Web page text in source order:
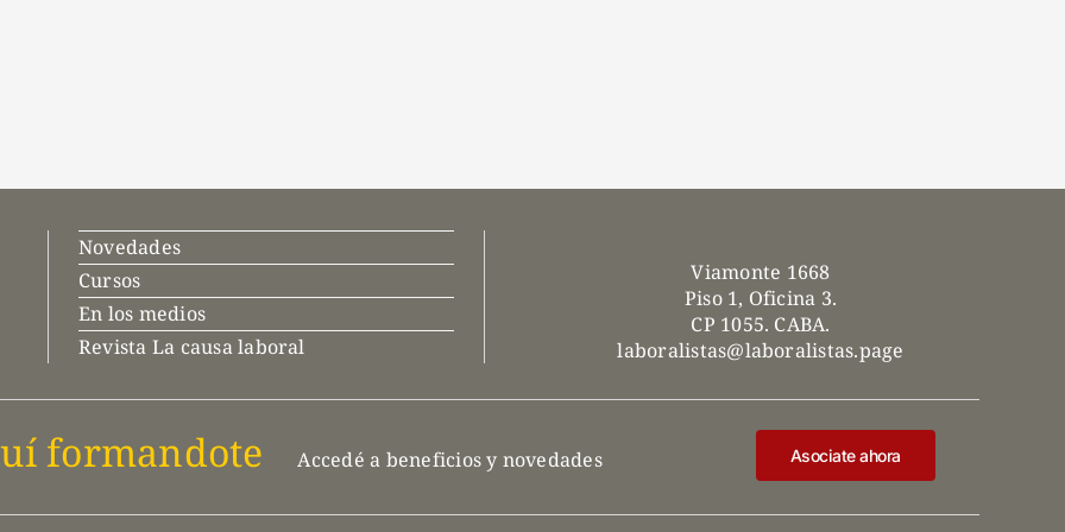
Novedades
Cursos
En los medios
Revista La causa laboral
Viamonte 1668
Piso 1, Oficina 3.
CP 1055. CABA.
laboralistas@laboralistas.page
formandote Accedé a beneficios y novedades Asociate ahora